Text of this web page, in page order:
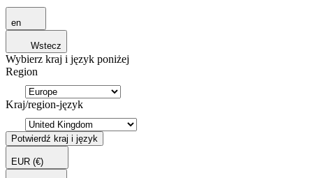
en
Wstecz
Wybierz kraj i język poniżej
Region
Kraj/region-język
Potwierdź kraj i język
EUR (€)